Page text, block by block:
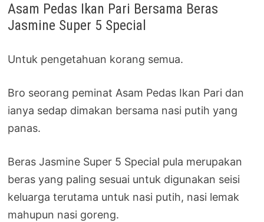
Asam Pedas Ikan Pari Bersama Beras
Jasmine Super 5 Special
Untuk pengetahuan korang semua.
Bro seorang peminat Asam Pedas Ikan Pari dan
ianya sedap dimakan bersama nasi putih yang
panas.
Beras Jasmine Super 5 Special pula merupakan
beras yang paling sesuai untuk digunakan seisi
keluarga terutama untuk nasi putih, nasi lemak
mahupun nasi goreng.